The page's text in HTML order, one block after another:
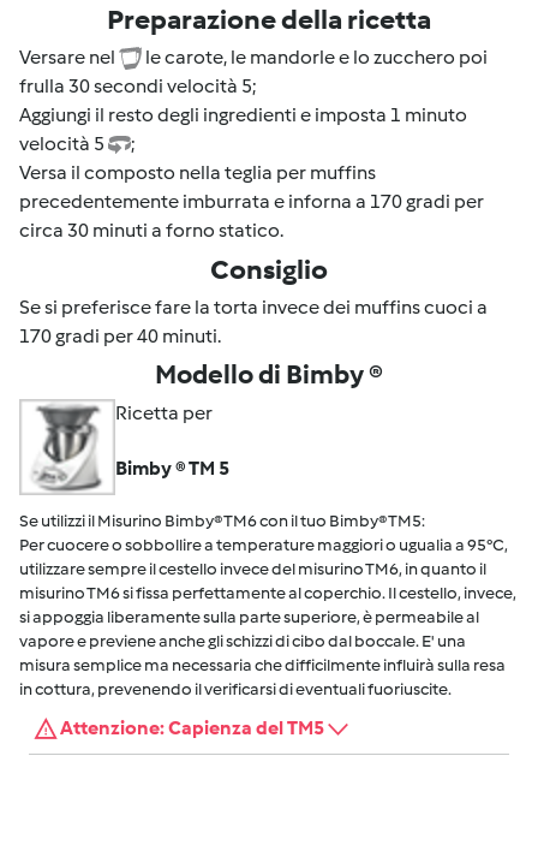
Preparazione della ricetta
Versare nel
le carote, le mandorle e lo zucchero poi
frulla 30 secondi velocità 5;
Aggiungi il resto degli ingredienti e imposta 1 minuto
velocità 5
;
Versa il composto nella teglia per muffins
precedentemente imburrata e inforna a 170 gradi per
circa 30 minuti a forno statico.
Consiglio
Se si preferisce fare la torta invece dei muffins cuoci a
170 gradi per 40 minuti.
Modello di Bimby ®
Ricetta per
Bimby ® TM 5
Se utilizzi il Misurino Bimby® TM6 con il tuo Bimby® TM5:
Per cuocere o sobbollire a temperature maggiori o ugualia a 95°C,
utilizzare sempre il cestello invece del misurino TM6, in quanto il
misurino TM6 si fissa perfettamente al coperchio. Il cestello, invece,
si appoggia liberamente sulla parte superiore, è permeabile al
vapore e previene anche gli schizzi di cibo dal boccale. E' una
misura semplice ma necessaria che difficilmente influirà sulla resa
in cottura, prevenendo il verificarsi di eventuali fuoriuscite.
Attenzione: Capienza del TM5